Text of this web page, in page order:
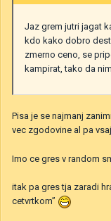
Jaz grem jutri jagat
kdo kako dobro
zmerno ceno, se
kampirat, tako da
Pisa je se najmanj
vec zgodovine al pa
Imo ce gres v random
itak pa gres tja zaradi
cetvrtkom”